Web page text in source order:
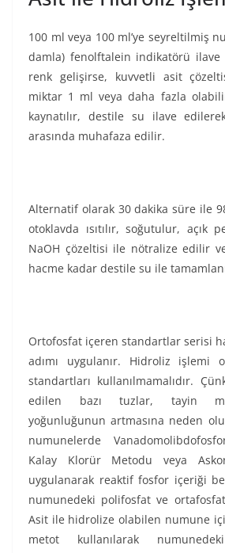
100 ml veya 100 ml’ye seyreltilmiş
damla) fenolftalein indikatörü ilave
renk gelişirse, kuvvetli asit
miktar 1 ml veya daha fazla
kaynatılır, destile su ilave
arasında muhafaza edilir.
Alternatif olarak 30 dakika süre ile
otoklavda ısıtılır, soğutulur, açık
NaOH çözeltisi ile nötralize edilir
hacme kadar destile su ile
Ortofosfat içeren standartlar serisi
adımı uygulanır. Hidroliz işlemi
standartları kullanılmamalıdır.
edilen bazı tuzlar, tayin
yoğunluğunun artmasına neden
numunelerde
Kalay Klorür Metodu veya
uygulanarak reaktif fosfor içeriği
numunedeki polifosfat ve
Asit ile hidrolize olabilen numune
metot kullanılarak